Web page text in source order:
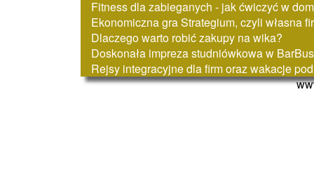
Fitness dla zabieganych - jak ćwiczyć w
Ekonomiczna gra Strategium, czyli własna
Dlaczego warto robić zakupy na wika?
Doskonała impreza studniówkowa w
Rejsy integracyjne dla firm oraz wakacje